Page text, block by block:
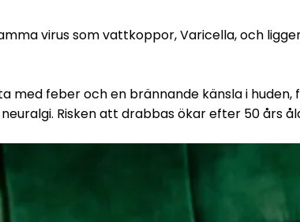
virus som vattkoppor, Varicella, och
med feber och en brännande känsla i
neuralgi. Risken att drabbas ökar efter 50